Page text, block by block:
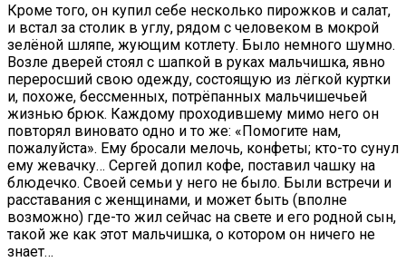
Кроме того, он купил себе несколько пирожков и салат,
и встал за столик в углу, рядом с человеком в мокрой
зелёной шляпе, жующим котлету. Было немного шумно.
Возле дверей стоял с шапкой в руках мальчишка, явно
переросший свою одежду, состоящую из лёгкой куртки
и, похоже, бессменных, потрёпанных мальчишечьей
жизнью брюк. Каждому проходившему мимо него он
повторял виновато одно и то же: «Помогите нам,
пожалуйста». Ему бросали мелочь, конфеты; кто-то сунул
ему жевачку… Сергей допил кофе, поставил чашку на
блюдечко. Своей семьи у него не было. Были встречи и
расставания с женщинами, и может быть (вполне
возможно) где-то жил сейчас на свете и его родной сын,
такой же как этот мальчишка, о котором он ничего не
знает…